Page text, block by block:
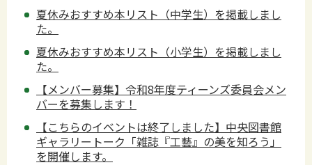
夏休みおすすめ本リスト（中学生）を掲載しまし
た。
夏休みおすすめ本リスト（小学生）を掲載しまし
た。
【メンバー募集】令和8年度ティーンズ委員会メン
バーを募集します！
【こちらのイベントは終了しました】中央図書館
ギャラリートーク「雑誌『工藝』の美を知ろう」
を開催します。